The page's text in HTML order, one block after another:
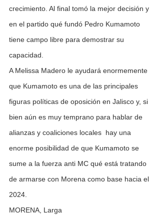
crecimiento. Al final tomó la mejor decisión y
en el partido qué fundó Pedro Kumamoto
tiene campo libre para demostrar su
capacidad.
A Melissa Madero le ayudará enormemente
que Kumamoto es una de las principales
figuras políticas de oposición en Jalisco y, si
bien aún es muy temprano para hablar de
alianzas y coaliciones locales  hay una
enorme posibilidad de que Kumamoto se
sume a la fuerza anti MC qué está tratando
de armarse con Morena como base hacia el
2024.
MORENA, Larga